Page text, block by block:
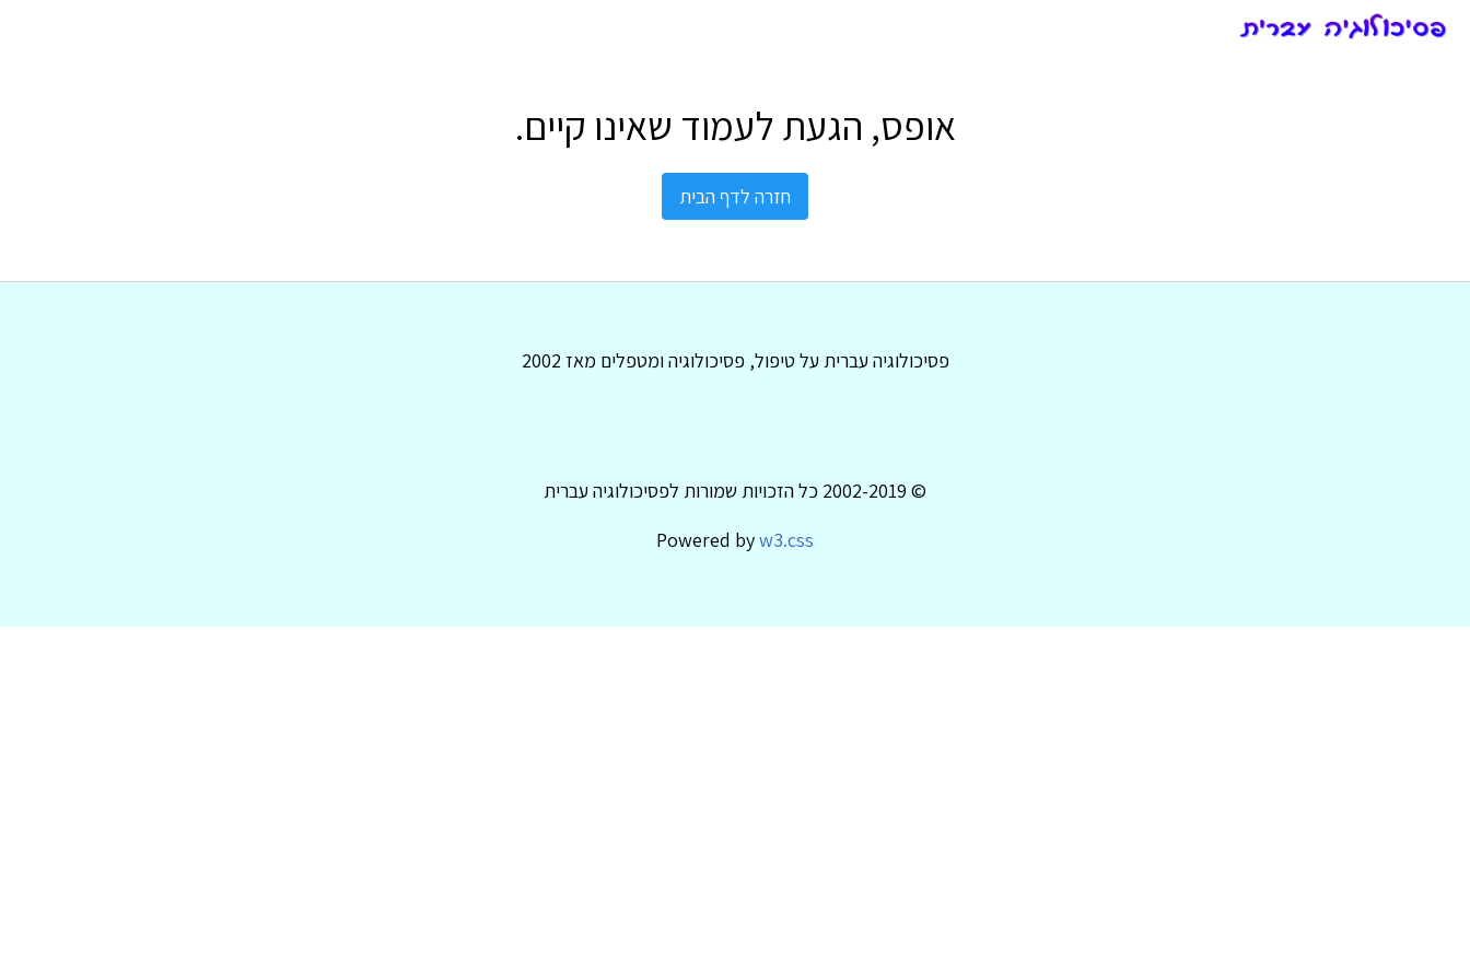
אופס, הגעת לעמוד שאינו קיים.
חזרה לדף הבית
פסיכולוגיה עברית על טיפול, פסיכולוגיה ומטפלים מאז 2002
© 2002-2019 כל הזכויות שמורות לפסיכולוגיה עברית
Powered byw3.css